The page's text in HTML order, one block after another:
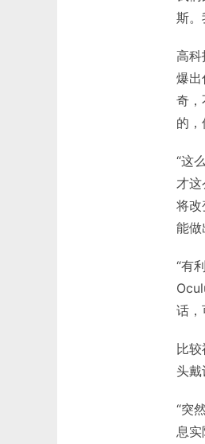
斯。
高科
爆出
奇，
的，
“这
才
将改
能做
“有
话，
比
头
“突
息